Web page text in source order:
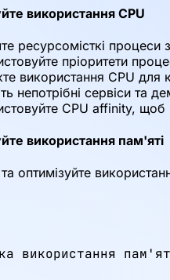
використання CPU
ресурсомісткі
пріоритети
використання CPU для
непотрібні сервіси та
CPU affinity,
використання пам'яті
оптимізуйте
використання